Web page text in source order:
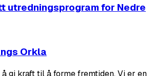
utredningsprogram for Nedre
Orkla
gi kraft til å forme fremtiden. Vi er en